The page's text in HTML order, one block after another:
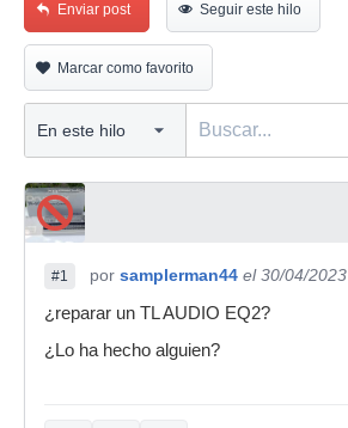
Enviar post Seguir este hilo
Marcar como favorito
#1 por samplerman44 el 30/04/2023
¿reparar un TL AUDIO EQ2?
¿Lo ha hecho alguien?